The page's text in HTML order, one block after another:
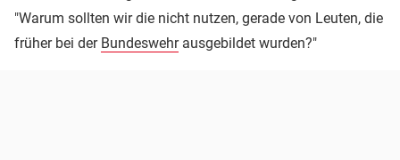
"Warum sollten wir die nicht nutzen, gerade von Leuten, die
früher bei der Bundeswehrausgebildet wurden?"